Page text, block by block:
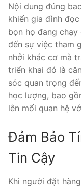
Nội dung đúng
khiến gia đình
bọn họ đang
đến sự việc tham
nhởi khác cơ mà
triển khai đó là
sóc quan trọng
học lượng, bao
lên mối quan hệ
Đảm Bảo
Tin Cậy
Khi người đặt